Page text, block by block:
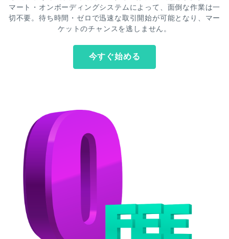
マート・オンボーディングシステムによって、面倒な作業は一
切不要。待ち時間・ゼロで迅速な取引開始が可能となり、マー
ケットのチャンスを逃しません。
今すぐ始める